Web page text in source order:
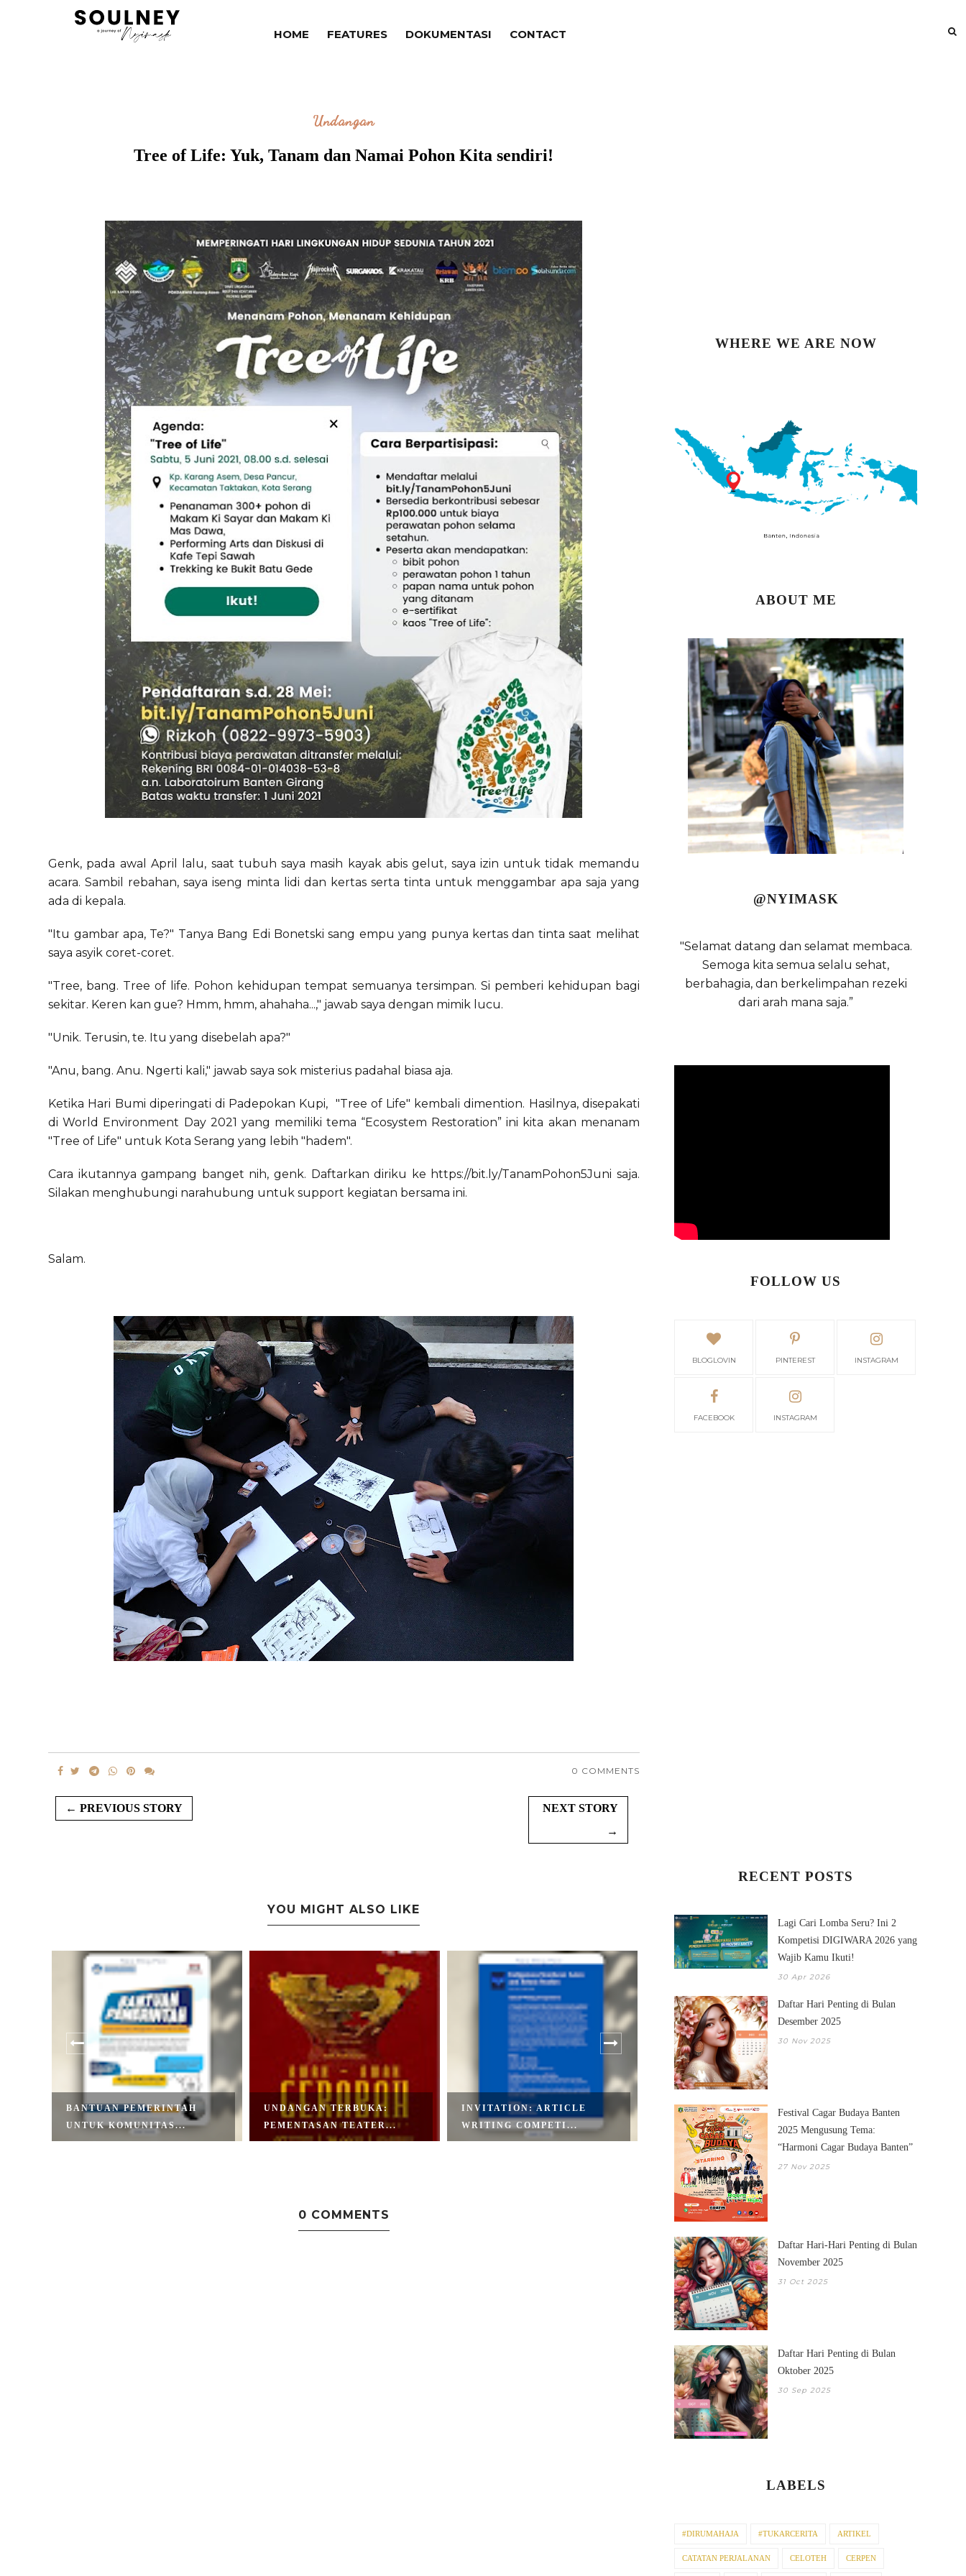
HOME FEATURES DOKUMENTASI CONTACT
Undangan
Tree of Life: Yuk, Tanam dan Namai Pohon Kita sendiri!
Genk, pada awal April lalu, saat tubuh saya masih kayak abis gelut, saya izin untuk tidak memandu
acara. Sambil rebahan, saya iseng minta lidi dan kertas serta tinta untuk menggambar apa saja yang
ada di kepala.
"Itu gambar apa, Te?" Tanya Bang Edi Bonetski sang empu yang punya kertas dan tinta saat melihat
saya asyik coret-coret.
"Tree, bang. Tree of life. Pohon kehidupan tempat semuanya tersimpan. Si pemberi kehidupan bagi
sekitar. Keren kan gue? Hmm, hmm, ahahaha...," jawab saya dengan mimik lucu.
"Unik. Terusin, te. Itu yang disebelah apa?"
"Anu, bang. Anu. Ngerti kali," jawab saya sok misterius padahal biasa aja.
Ketika Hari Bumi diperingati di Padepokan Kupi, "Tree of Life" kembali dimention. Hasilnya, disepakati
di World Environment Day 2021 yang memiliki tema “Ecosystem Restoration” ini kita akan menanam
"Tree of Life" untuk Kota Serang yang lebih "hadem".
Cara ikutannya gampang banget nih, genk. Daftarkan diriku ke https://bit.ly/TanamPohon5Juni saja.
Silakan menghubungi narahubung untuk support kegiatan bersama ini.
Salam.
0 COMMENTS
← PREVIOUS STORY
NEXT STORY
→
YOU MIGHT ALSO LIKE
BANTUAN PEMERINTAH
UNTUK KOMUNITAS...
UNDANGAN TERBUKA:
PEMENTASAN TEATER...
INVITATION: ARTICLE
WRITING COMPETI...
LOMBA SHORT VIDEO
MEDSOS RUANG RIAN...
CALL FOR PAPERS:
0 COMMENTS
WHERE WE ARE NOW
ABOUT ME
@NYIMASK
"Selamat datang dan selamat membaca.
Semoga kita semua selalu sehat,
berbahagia, dan berkelimpahan rezeki
dari arah mana saja.”
FOLLOW US
BLOGLOVIN PINTEREST INSTAGRAM
FACEBOOK INSTAGRAM
RECENT POSTS
Lagi Cari Lomba Seru? Ini 2
Kompetisi DIGIWARA 2026 yang
Wajib Kamu Ikuti!
30 Apr 2026
Daftar Hari Penting di Bulan
Desember 2025
30 Nov 2025
Festival Cagar Budaya Banten
2025 Mengusung Tema:
“Harmoni Cagar Budaya Banten”
27 Nov 2025
Daftar Hari-Hari Penting di Bulan
November 2025
31 Oct 2025
Daftar Hari Penting di Bulan
Oktober 2025
30 Sep 2025
LABELS
#DIRUMAHAJA #TUKARCERITA ARTIKEL
CATATAN PERJALANAN CELOTEH CERPEN